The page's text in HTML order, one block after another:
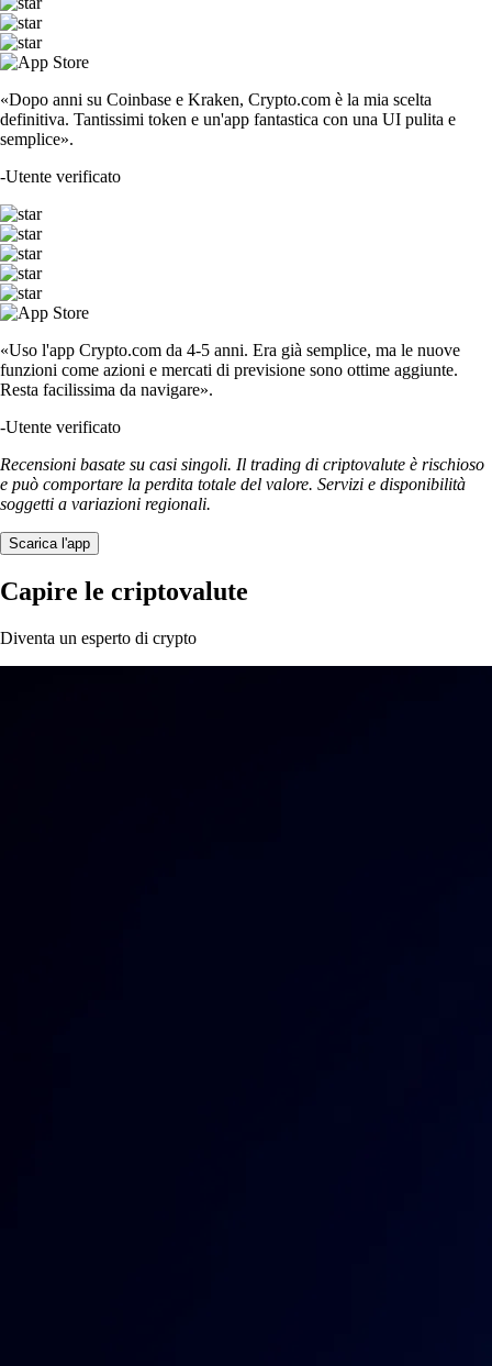
«Dopo anni su Coinbase e Kraken, Crypto.com è la mia scelta
definitiva. Tantissimi token e un'app fantastica con una UI pulita e
semplice».
-Utente verificato
«Uso l'app Crypto.com da 4-5 anni. Era già semplice, ma le nuove
funzioni come azioni e mercati di previsione sono ottime aggiunte.
Resta facilissima da navigare».
-Utente verificato
Recensioni basate su casi singoli. Il trading di criptovalute è rischioso
e può comportare la perdita totale del valore. Servizi e disponibilità
soggetti a variazioni regionali.
Scarica l'app
Capire le criptovalute
Diventa un esperto di crypto